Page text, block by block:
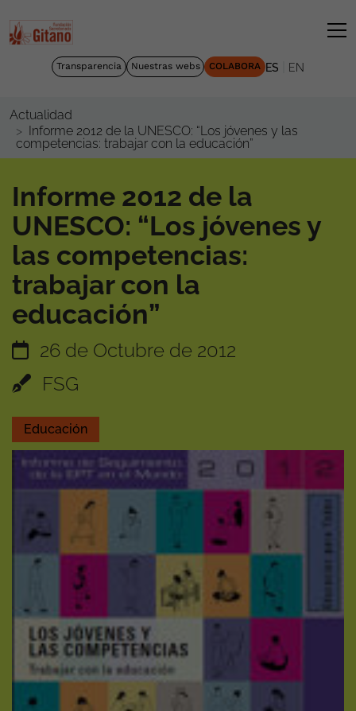
Transparencia Nuestras webs COLABORA ES EN
Actualidad
Informe 2012 de la UNESCO: “Los jóvenes y las
competencias: trabajar con la educación”
Informe 2012 de la
UNESCO: “Los jóvenes y
las competencias:
trabajar con la
educación”
26 de Octubre de 2012
FSG
Educación